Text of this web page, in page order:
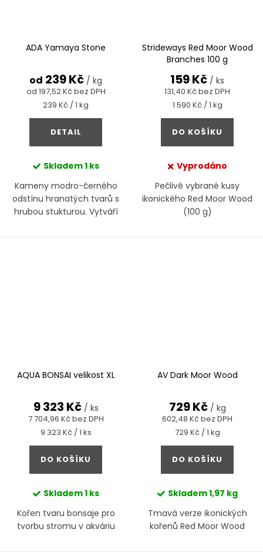
ADA Yamaya Stone
od 197,52 Kč bez DPH
od 239 Kč / kg
Měrná
cena:
239 Kč / 1 kg
DETAIL
Skladem1 ks
Kameny modro-černého
odstínu hranatých tvarů s
hrubou stukturou. Vytváří
Strideways Red Moor Wood
Branches 100 g
131,40 Kč bez DPH
159 Kč / ks
Měrná
cena:
1 590 Kč / 1 kg
DO KOŠÍKU
Vyprodáno
Pečlivě vybrané kusy
ikonického Red Moor Wood
(100 g)
AQUA BONSAI velikost XL
7 704,96 Kč bez DPH
9 323 Kč / ks
Měrná
cena:
9 323 Kč / 1 ks
DO KOŠÍKU
Skladem1 ks
Kořen tvaru bonsaje pro
tvorbu stromu v akváriu
AV Dark Moor Wood
602,48 Kč bez DPH
729 Kč / kg
Měrná
cena:
729 Kč / 1 kg
DO KOŠÍKU
Skladem1,97 kg
Tmavá verze ikonických
kořenů Red Moor Wood